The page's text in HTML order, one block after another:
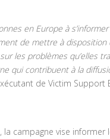
en Europe à
de mettre à
les problèmes qu’elles
qui contribuent à la
de Victim Support
campagne vise informer